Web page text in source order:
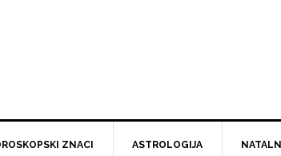
ZNACI ASTROLOGIJA